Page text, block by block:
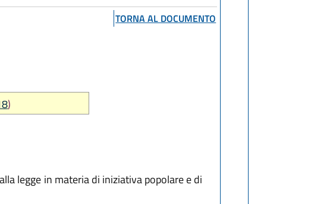
TORNA AL DOCUMENTO
)
legge in materia di iniziativa popolare e di